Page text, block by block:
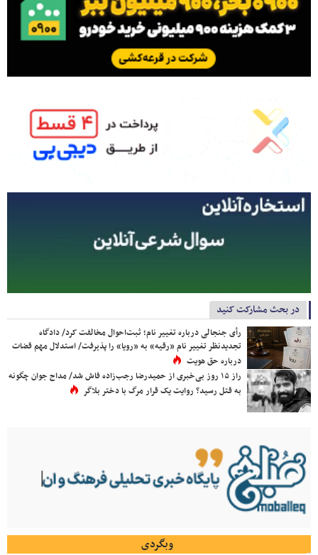
در بحث مشارکت کنید
رأی جنجالی درباره تغییر نام؛ ثبت‌احوال مخالفت کرد/ دادگاه
تجدیدنظر تغییر نام «رقیه» به «رویا» را پذیرفت/ استدلال مهم قضات
درباره حق هویت
راز ۱۵ روز بی‌خبری از حمیدرضا رجب‌زاده فاش شد/ مداح جوان چگونه
به قتل رسید؟ روایت یک قرار مرگ با دختر بلاگر
وبگردی